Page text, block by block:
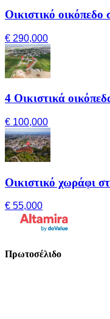
Οικιστικό οικόπεδο
€ 290,000
4 Οικιστικά
€ 100,000
Οικιστικό χωράφι
€ 55,000
Πρωτοσέλιδο